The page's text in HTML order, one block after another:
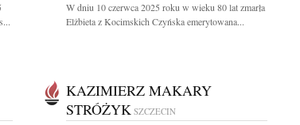
W dniu 10 czerwca 2025 roku w wieku 80 lat zmarła
Elżbieta z Kocimskich Czyńska emerytowana...
KAZIMIERZ MAKARY
STRÓŻYK SZCZECIN